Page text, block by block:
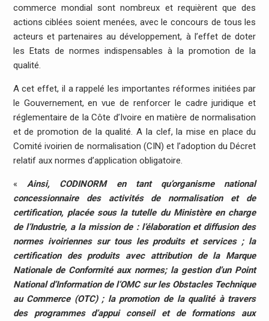
commerce mondial sont nombreux et requièrent que des
actions ciblées soient menées, avec le concours de tous les
acteurs et partenaires au développement, à l’effet de doter
les Etats de normes indispensables à la promotion de la
qualité.
A cet effet, il a rappelé les importantes réformes initiées par
le Gouvernement, en vue de renforcer le cadre juridique et
réglementaire de la Côte d’Ivoire en matière de normalisation
et de promotion de la qualité. A la clef, la mise en place du
Comité ivoirien de normalisation (CIN) et l’adoption du Décret
relatif aux normes d’application obligatoire.
« Ainsi, CODINORM en tant qu’organisme national
concessionnaire des activités de normalisation et de
certification, placée sous la tutelle du Ministère en charge
de l’Industrie, a la mission de : l’élaboration et diffusion des
normes ivoiriennes sur tous les produits et services ; la
certification des produits avec attribution de la Marque
Nationale de Conformité aux normes; la gestion d’un Point
National d’Information de l’OMC sur les Obstacles Technique
au Commerce (OTC) ; la promotion de la qualité à travers
des programmes d’appui conseil et de formations aux